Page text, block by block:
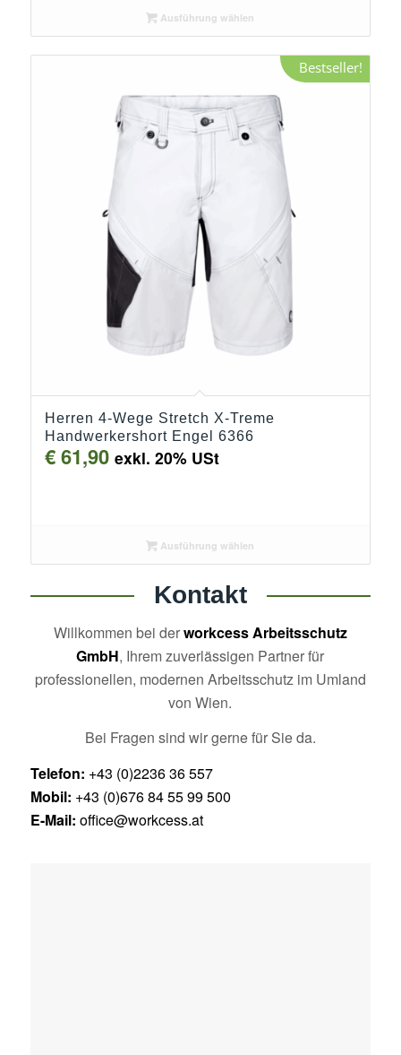
Ausführung wählen
Bestseller!
Herren 4-Wege Stretch X-Treme
Handwerkershort Engel 6366
€61,90 exkl. 20% USt
Ausführung wählen
Kontakt
Willkommen bei derworkcess Arbeitsschutz
GmbH, Ihrem zuverlässigen Partner für
professionellen, modernen Arbeitsschutz im Umland
von Wien.
Bei Fragen sind wir gerne für Sie da.
Telefon: +43 (0)2236 36 557
Mobil: +43 (0)676 84 55 99 500
E-Mail: office@workcess.at